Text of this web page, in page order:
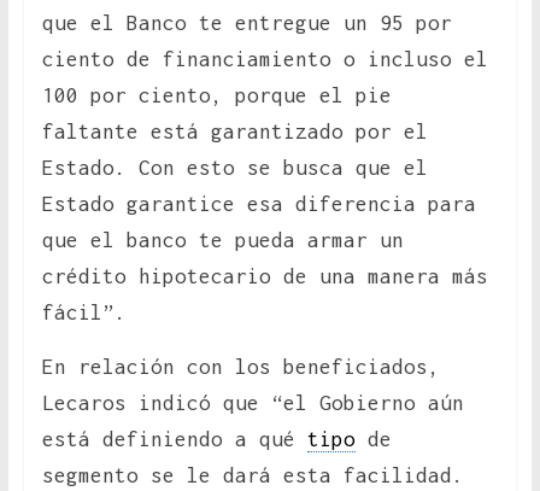
que el Banco te entregue un 95 por
ciento de financiamiento o incluso el
100 por ciento, porque el pie
faltante está garantizado por el
Estado. Con esto se busca que el
Estado garantice esa diferencia para
que el banco te pueda armar un
crédito hipotecario de una manera más
fácil”.
En relación con los beneficiados,
Lecaros indicó que “el Gobierno aún
está definiendo a qué tipode
segmento se le dará esta facilidad.